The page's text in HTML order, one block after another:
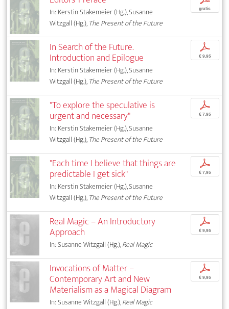
In: Kerstin Stakemeier (Hg.), Susanne
Witzgall (Hg.),The Present of the Future
gratis
In Search of the Future.
Introduction and Epilogue
In: Kerstin Stakemeier (Hg.), Susanne
Witzgall (Hg.),The Present of the Future
p
€ 9,95
"To explore the speculative is
urgent and necessary"
In: Kerstin Stakemeier (Hg.), Susanne
Witzgall (Hg.),The Present of the Future
p
€ 7,95
"Each time I believe that things are
predictable I get sick"
In: Kerstin Stakemeier (Hg.), Susanne
Witzgall (Hg.),The Present of the Future
p
€ 7,95
Real Magic – An Introductory
Approach
In: Susanne Witzgall (Hg.),Real Magic
p
€ 9,95
Invocations of Matter –
Contemporary Art and New
Materialism as a Magical Diagram
In: Susanne Witzgall (Hg.),Real Magic
p
€ 9,95